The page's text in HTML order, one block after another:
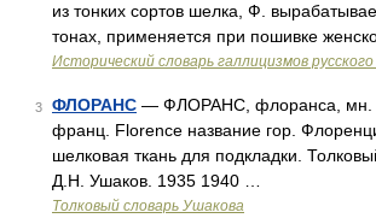
из тонких сортов шелка, Ф.
тонах, применяется при пошивке
Исторический словарь галлицизмов
3 ФЛОРАНС — ФЛОРАНС, флоранса, мн.
франц. Florence название гор.
шелковая ткань для подкладки.
Д.Н. Ушаков. 1935 1940 …
Толковый словарь Ушакова